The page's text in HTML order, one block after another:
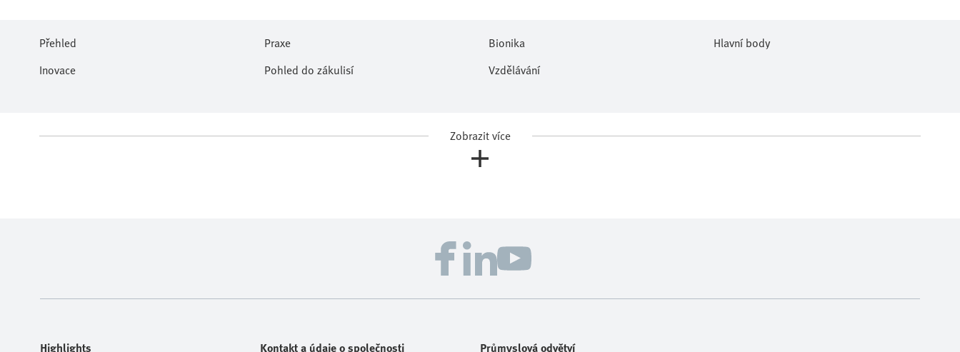
Přehled Praxe Bionika
Hlavní body
Inovace
Pohled do zákulisí Vzdělávání
Zobrazit více
Highlights Kontakt a údaje o společnosti Průmyslová odvětví